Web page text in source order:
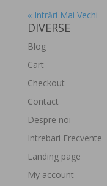
« Intrări Mai Vechi
DIVERSE
Blog
Cart
Checkout
Contact
Despre noi
Intrebari Frecvente
Landing page
My account